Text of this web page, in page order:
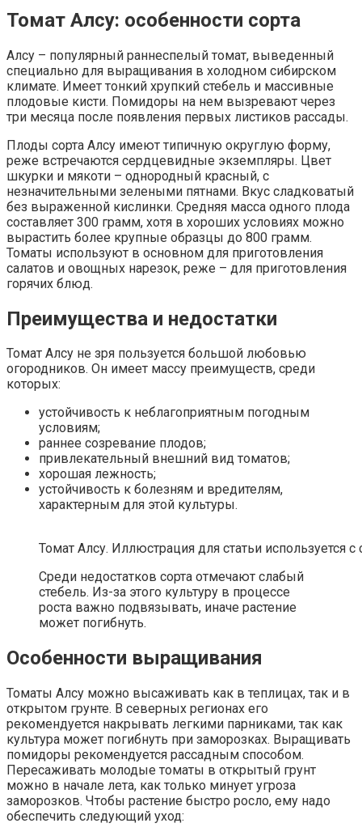
Томат Алсу: особенности сорта
Алсу – популярный раннеспелый томат, выведенный
специально для выращивания в холодном сибирском
климате. Имеет тонкий хрупкий стебель и массивные
плодовые кисти. Помидоры на нем вызревают через
три месяца после появления первых листиков рассады.
Плоды сорта Алсу имеют типичную округлую форму,
реже встречаются сердцевидные экземпляры. Цвет
шкурки и мякоти – однородный красный, с
незначительными зелеными пятнами. Вкус сладковатый
без выраженной кислинки. Средняя масса одного плода
составляет 300 грамм, хотя в хороших условиях можно
вырастить более крупные образцы до 800 грамм.
Томаты используют в основном для приготовления
салатов и овощных нарезок, реже – для приготовления
горячих блюд.
Преимущества и недостатки
Томат Алсу не зря пользуется большой любовью
огородников. Он имеет массу преимуществ, среди
которых:
устойчивость к неблагоприятным погодным
условиям;
раннее созревание плодов;
привлекательный внешний вид томатов;
хорошая лежность;
устойчивость к болезням и вредителям,
характерным для этой культуры.
Томат Алсу. Иллюстрация для статьи используется с
Среди недостатков сорта отмечают слабый
стебель. Из-за этого культуру в процессе
роста важно подвязывать, иначе растение
может погибнуть.
Особенности выращивания
Томаты Алсу можно высаживать как в теплицах, так и в
открытом грунте. В северных регионах его
рекомендуется накрывать легкими парниками, так как
культура может погибнуть при заморозках. Выращивать
помидоры рекомендуется рассадным способом.
Пересаживать молодые томаты в открытый грунт
можно в начале лета, как только минует угроза
заморозков. Чтобы растение быстро росло, ему надо
обеспечить следующий уход: